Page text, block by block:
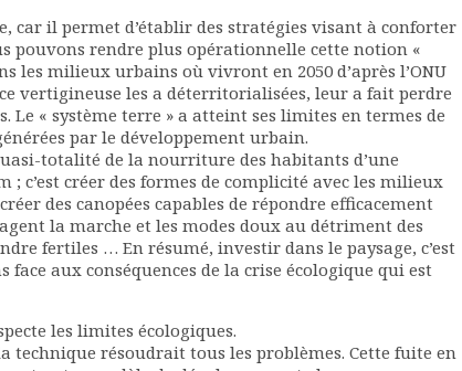
car il permet d’établir des stratégies visant à conforter
pouvons rendre plus opérationnelle cette notion «
les milieux urbains où vivront en 2050 d’après l’ONU
vertigineuse les a déterritorialisées, leur a fait perdre
« système terre » a atteint ses limites en termes de
par le développement urbain.
totalité de la nourriture des habitants d’une
c’est créer des formes de complicité avec les milieux
des canopées capables de répondre efficacement
la marche et les modes doux au détriment des
fertiles … En résumé, investir dans le paysage, c’est
aux conséquences de la crise écologique qui est
les limites écologiques.
technique résoudrait tous les problèmes. Cette fuite en